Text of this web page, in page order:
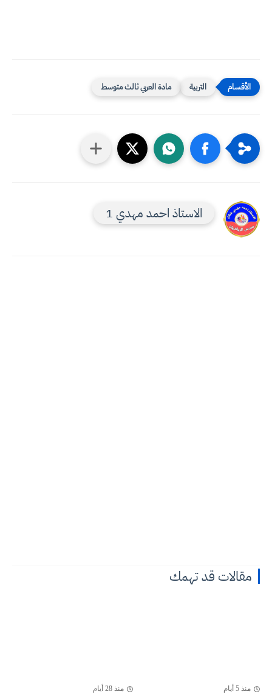
التربية مادة العربي ثالث متوسط
الاستاذ احمد مهدي 1
مقالات قد تهمك
منذ 5 أيام منذ 28 أيام